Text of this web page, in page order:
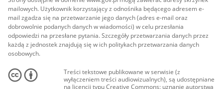
mailowych. Użytkownik korzystający z odnośnika będącego adresem e-
mail zgadza się na przetwarzanie jego danych (adres e-mail oraz
dobrowolnie podanych danych w wiadomości) w celu przesłania
odpowiedzi na przesłane pytania. Szczegóły przetwarzania danych przez
każdą z jednostek znajdują się w ich politykach przetwarzania danych
osobowych.
Treści tekstowe publikowane w serwisie (z
wyłączeniem treści audiowizualnych), są udostępniane
na licencji typu Creative Commons: uznanie autorstwa